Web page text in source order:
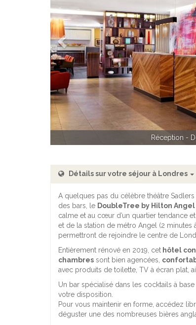
Réception -
Chambre
Précédent
Détails sur votre séjour à Londres
A quelques pas du célèbre théâtre
des bars, le DoubleTree by Hilton Angel
calme et au cœur d’un quartier tendance
et de la station de métro Angel (2 minutes
permettront de rejoindre le centre de
Entièrement rénové en 2019, cet hôtel
chambres sont bien agencées,
avec produits de toilette, TV à écran plat,
Un bar spécialisé dans les cocktails à
votre disposition.
Pour vous maintenir en forme, accédez
déguster une des nombreuses bières